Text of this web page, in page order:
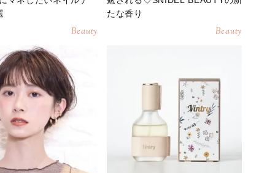
Beauty
たな香り
Beauty